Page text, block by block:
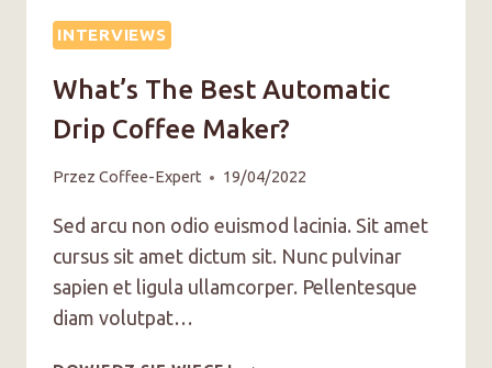
INTERVIEWS
What’s The Best Automatic
Drip Coffee Maker?
Przez Coffee-Expert 19/04/2022
Sed arcu non odio euismod lacinia. Sit amet
cursus sit amet dictum sit. Nunc pulvinar
sapien et ligula ullamcorper. Pellentesque
diam volutpat…
WHAT’S